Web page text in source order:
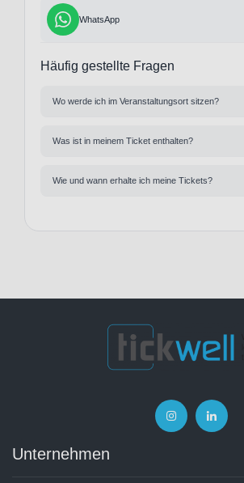
WhatsApp
Häufig gestellte Fragen
Wo werde ich im Veranstaltungsort sitzen?
Was ist in meinem Ticket enthalten?
Wie und wann erhalte ich meine Tickets?
Unternehmen